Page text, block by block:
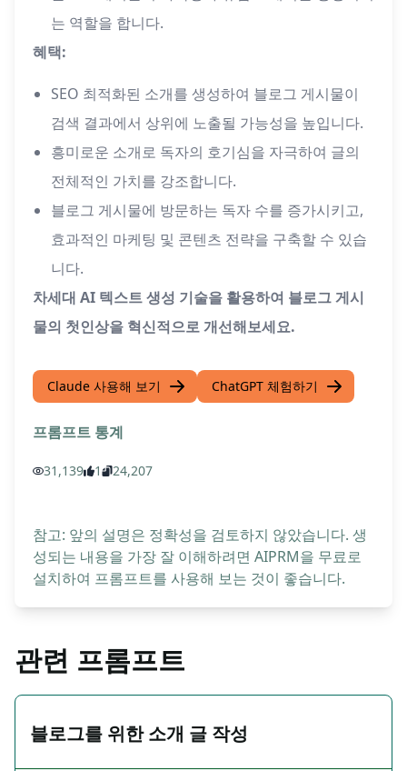
는 역할을 합니다.
혜택:
SEO 최적화된 소개를 생성하여 블로그 게시물이
검색 결과에서 상위에 노출될 가능성을 높입니다.
흥미로운 소개로 독자의 호기심을 자극하여 글의
전체적인 가치를 강조합니다.
블로그 게시물에 방문하는 독자 수를 증가시키고,
효과적인 마케팅 및 콘텐츠 전략을 구축할 수 있습
니다.
차세대 AI 텍스트 생성 기술을 활용하여 블로그 게시
물의 첫인상을 혁신적으로 개선해보세요.
Claude 사용해 보기 ChatGPT 체험하기
프롬프트 통계
31,139 1 24,207
참고: 앞의 설명은 정확성을 검토하지 않았습니다. 생
성되는 내용을 가장 잘 이해하려면 AIPRM을 무료로
설치하여 프롬프트를 사용해 보는 것이 좋습니다.
관련 프롬프트
블로그를 위한 소개 글 작성